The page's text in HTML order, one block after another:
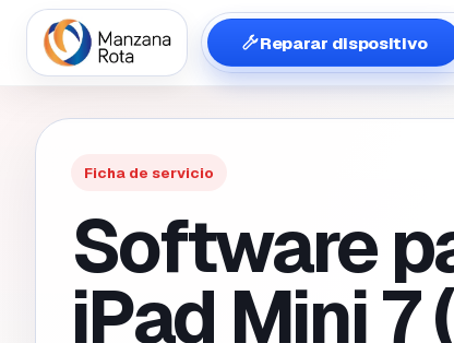
Reparar dispositivo
Ficha de servicio
Software
iPad Mini 7